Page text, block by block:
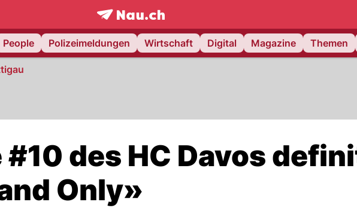
frontpage.NAU.ch
People Polizeimeldungen Wirtschaft Digital Magazine Themen
#10 des HC Davos
Only»